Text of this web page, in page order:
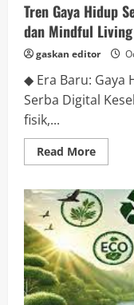
Tren Gaya Hidup
dan Mindful Living
gaskan editor
◆ Era Baru: Gaya
Serba Digital
fisik,...
Read MoreRead
more
Gaya
Hidup
Sehat
2025:
Antara
Digital
Detox
dan
Living